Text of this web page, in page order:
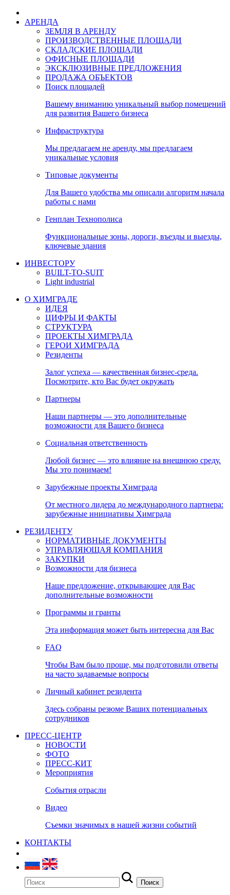
АРЕНДА
ЗЕМЛЯ В АРЕНДУ
ПРОИЗВОДСТВЕННЫЕ ПЛОЩАДИ
СКЛАДСКИЕ ПЛОЩАДИ
ОФИСНЫЕ ПЛОЩАДИ
ЭКСКЛЮЗИВНЫЕ ПРЕДЛОЖЕНИЯ
ПРОДАЖА ОБЪЕКТОВ
Поиск площадей
Вашему вниманию уникальный выбор помещений
для развития Вашего бизнеса
Инфраструктура
Мы предлагаем не аренду, мы предлагаем
уникальные условия
Типовые документы
Для Вашего удобства мы описали алгоритм начала
работы с нами
Генплан Технополиса
Функциональные зоны, дороги, въезды и выезды,
ключевые здания
ИНВЕСТОРУ
BUILT-TO-SUIT
Light industrial
О ХИМГРАДЕ
ИДЕЯ
ЦИФРЫ И ФАКТЫ
СТРУКТУРА
ПРОЕКТЫ ХИМГРАДА
ГЕРОИ ХИМГРАДА
Резиденты
Залог успеха — качественная бизнес-среда.
Посмотрите, кто Вас будет окружать
Партнеры
Наши партнеры — это дополнительные
возможности для Вашего бизнеса
Социальная ответственность
Любой бизнес — это влияние на внешнюю среду.
Мы это понимаем!
Зарубежные проекты Химграда
От местного лидера до международного партнера:
зарубежные инициативы Химграда
РЕЗИДЕНТУ
НОРМАТИВНЫЕ ДОКУМЕНТЫ
УПРАВЛЯЮЩАЯ КОМПАНИЯ
ЗАКУПКИ
Возможности для бизнеса
Наше предложение, открывающее для Вас
дополнительные возможности
Программы и гранты
Эта информация может быть интересна для Вас
FAQ
Чтобы Вам было проще, мы подготовили ответы
на часто задаваемые вопросы
Личный кабинет резидента
Здесь собраны резюме Ваших потенциальных
сотрудников
ПРЕСС-ЦЕНТР
НОВОСТИ
ФОТО
ПРЕСС-КИТ
Мероприятия
События отрасли
Видео
Съемки значимых в нашей жизни событий
КОНТАКТЫ